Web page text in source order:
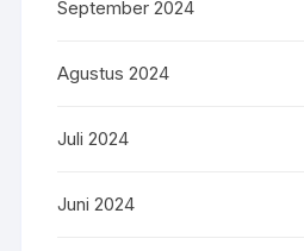
September 2024
Agustus 2024
Juli 2024
Juni 2024